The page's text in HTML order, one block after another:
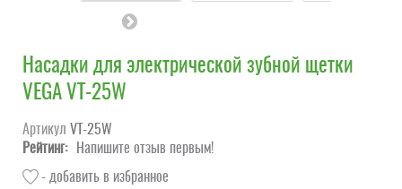
Насадки для электрической зубной щетки
VEGA VT-25W
Артикул VT-25W
Рейтинг:
Напишите отзыв первым!
- добавить в избранное